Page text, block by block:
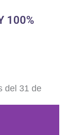
100%
del 31 de